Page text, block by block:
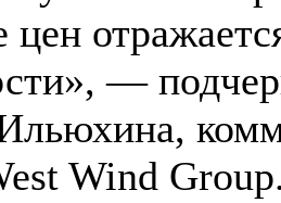
—
Wind